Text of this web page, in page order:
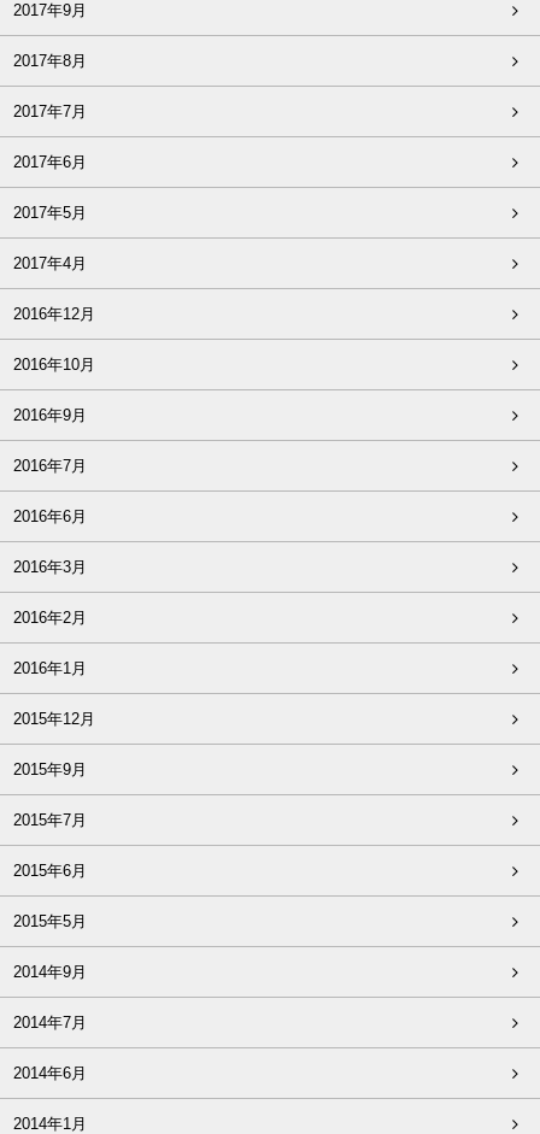
2017年9月
2017年8月
2017年7月
2017年6月
2017年5月
2017年4月
2016年12月
2016年10月
2016年9月
2016年7月
2016年6月
2016年3月
2016年2月
2016年1月
2015年12月
2015年9月
2015年7月
2015年6月
2015年5月
2014年9月
2014年7月
2014年6月
2014年1月